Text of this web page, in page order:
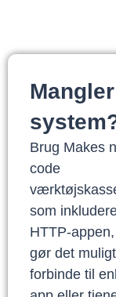
Brug Makes
code
som
HTTP-
gør det
forbinde til